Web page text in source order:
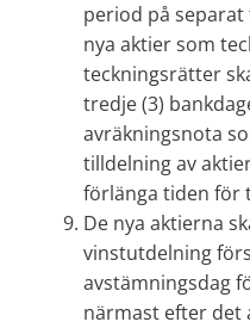
period på
nya aktier som
teckningsrätter
tredje (3)
avräkningsnota
tilldelning av
förlänga tiden för
De nya aktierna
vinstutdelning
avstämningsdag
närmast efter det